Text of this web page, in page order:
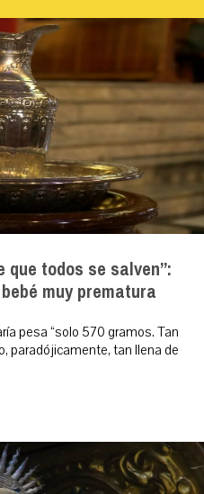
que todos se salven”:
muy prematura
pesa “solo 570 gramos. Tan
paradójicamente, tan llena de